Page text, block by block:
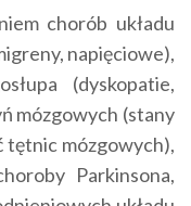
chorób układu
napięciowe),
(dyskopatie,
mózgowych (stany
tętnic mózgowych),
Parkinsona,